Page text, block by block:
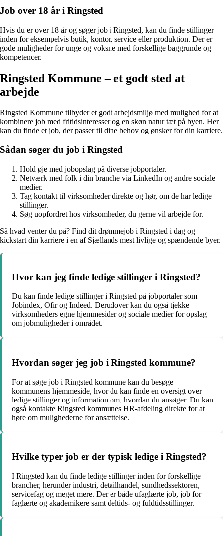
Job over 18 år i Ringsted
Hvis du er over 18 år og søger job i Ringsted, kan du finde stillinger
inden for eksempelvis butik, kontor, service eller produktion. Der er
gode muligheder for unge og voksne med forskellige baggrunde og
kompetencer.
Ringsted Kommune – et godt sted at
arbejde
Ringsted Kommune tilbyder et godt arbejdsmiljø med mulighed for at
kombinere job med fritidsinteresser og en skøn natur tæt på byen. Her
kan du finde et job, der passer til dine behov og ønsker for din karriere.
Sådan søger du job i Ringsted
Hold øje med jobopslag på diverse jobportaler.
Netværk med folk i din branche via LinkedIn og andre sociale
medier.
Tag kontakt til virksomheder direkte og hør, om de har ledige
stillinger.
Søg uopfordret hos virksomheder, du gerne vil arbejde for.
Så hvad venter du på? Find dit drømmejob i Ringsted i dag og
kickstart din karriere i en af Sjællands mest livlige og spændende byer.
Hvor kan jeg finde ledige stillinger i Ringsted?
Du kan finde ledige stillinger i Ringsted på jobportaler som
Jobindex, Ofir og Indeed. Derudover kan du også tjekke
virksomheders egne hjemmesider og sociale medier for opslag
om jobmuligheder i området.
Hvordan søger jeg job i Ringsted kommune?
For at søge job i Ringsted kommune kan du besøge
kommunens hjemmeside, hvor du kan finde en oversigt over
ledige stillinger og information om, hvordan du ansøger. Du kan
også kontakte Ringsted kommunes HR-afdeling direkte for at
høre om mulighederne for ansættelse.
Hvilke typer job er der typisk ledige i Ringsted?
I Ringsted kan du finde ledige stillinger inden for forskellige
brancher, herunder industri, detailhandel, sundhedssektoren,
servicefag og meget mere. Der er både ufaglærte job, job for
faglærte og akademikere samt deltids- og fuldtidsstillinger.